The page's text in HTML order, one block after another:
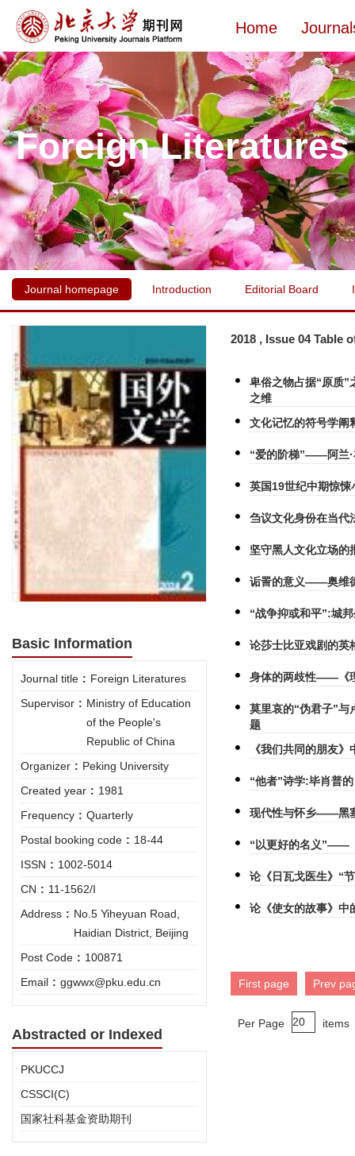
Home
Foreign Literatures
Journal homepage Introduction Editorial Board
Basic Information
Journal title : Foreign Literatures
Supervisor : Ministry of Education
of the People's
Republic of China
Organizer : Peking University
Created year : 1981
Frequency : Quarterly
Postal booking code : 18-44
ISSN : 1002-5014
CN : 11-1562/I
Address : No.5 Yiheyuan Road,
Haidian District, Beijing
Post Code : 100871
Email : ggwwx@pku.edu.cn
Abstracted or Indexed
PKUCCJ
CSSCI(C)
国家社科基金资助期刊
2018 , Issue 04 Table
卑俗之物占据“原质
之维
文化记忆的符号学阐
“爱的阶梯”——阿兰·
英国19世纪中期惊
刍议文化身份在当代
坚守黑人文化立场的
诟詈的意义——奥维
“战争抑或和平”:城
论莎士比亚戏剧的英
身体的两歧性——《
莫里哀的“伪君子”
题
《我们共同的朋友
“他者”诗学:毕肖普
现代性与怀乡——黑
“以更好的名义”——
论《日瓦戈医生》“
论《使女的故事》中
First page Prev
Per Page items